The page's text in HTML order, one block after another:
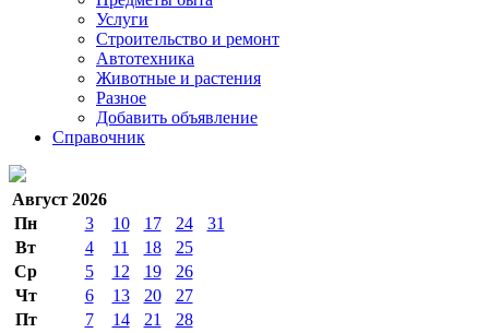
Услуги
Строительство и ремонт
Автотехника
Животные и растения
Разное
Добавить объявление
Справочник
Август 2026
Пн
3 10 17 24
31
Вт
4 11 18
25
Ср
5 12 19
26
Чт
6 13 20
27
Пт
7 14 21
28